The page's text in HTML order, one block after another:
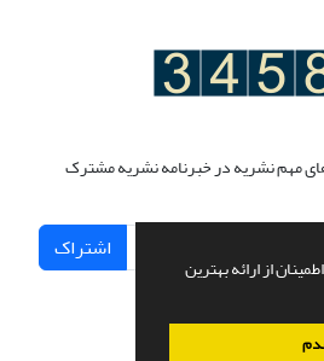
از ارائه بهترین
های مهم نشریه در خبرنامه نشریه مشترک
اشتراک